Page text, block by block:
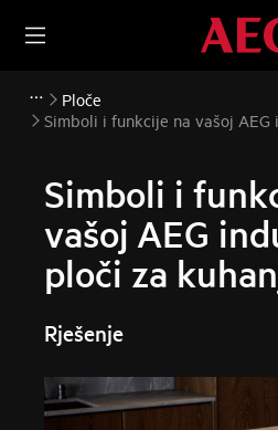
Ploče
Simboli i funkcije na vašoj
Simboli i
vašoj AEG
ploči za
Rješenje